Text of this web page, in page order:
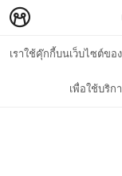
เราใช้คุ๊กกี้บนเว็บไซต์ข
เพื่อใช้บริก
ท่องพ